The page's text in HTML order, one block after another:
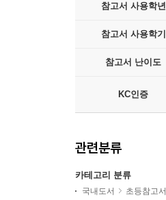
참고서 사용학년
참고서 사용학기
참고서 난이도
KC인증
관련분류
카테고리 분류
국내도서 초등참고서